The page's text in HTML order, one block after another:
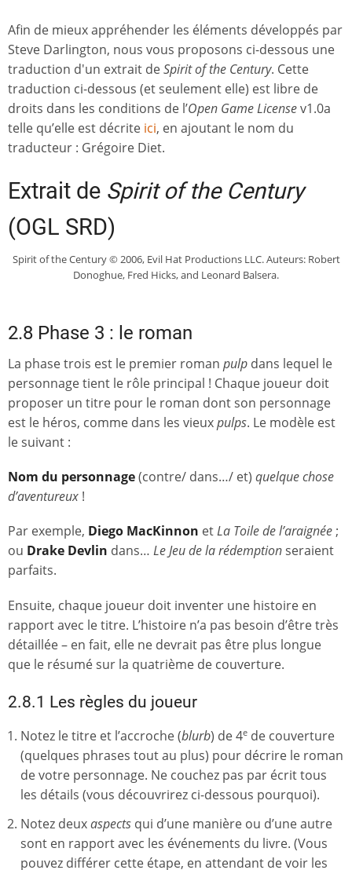
Afin de mieux appréhender les éléments développés par
Steve Darlington, nous vous proposons ci-dessous une
traduction d'un extrait deSpirit of the Century. Cette
traduction ci-dessous (et seulement elle) est libre de
droits dans les conditions de l’Open Game Licensev1.0a
telle qu’elle est décrite ici, en ajoutant le nom du
traducteur : Grégoire Diet.
Extrait de Spirit of the Century
(OGL SRD)
Spirit of the Century © 2006, Evil Hat Productions LLC. Auteurs: Robert
Donoghue, Fred Hicks, and Leonard Balsera.
2.8 Phase 3 : le roman
La phase trois est le premier roman pulp dans lequel le
personnage tient le rôle principal ! Chaque joueur doit
proposer un titre pour le roman dont son personnage
est le héros, comme dans les vieuxpulps. Le modèle est
le suivant :
Nom du personnage(contre/ dans…/ et) quelque chose
d’aventureux !
Par exemple, Diego MacKinnon etLa Toile de l’araignée ;
ou Drake Devlin dans… Le Jeu de la rédemptionseraient
parfaits.
Ensuite, chaque joueur doit inventer une histoire en
rapport avec le titre. L’histoire n’a pas besoin d’être très
détaillée – en fait, elle ne devrait pas être plus longue
que le résumé sur la quatrième de couverture.
2.8.1 Les règles du joueur
Notez le titre et l’accroche (blurb) de 4e de couverture
(quelques phrases tout au plus) pour décrire le roman
de votre personnage. Ne couchez pas par écrit tous
les détails (vous découvrirez ci-dessous pourquoi).
Notez deuxaspects qui d’une manière ou d’une autre
sont en rapport avec les événements du livre. (Vous
pouvez différer cette étape, en attendant de voir les